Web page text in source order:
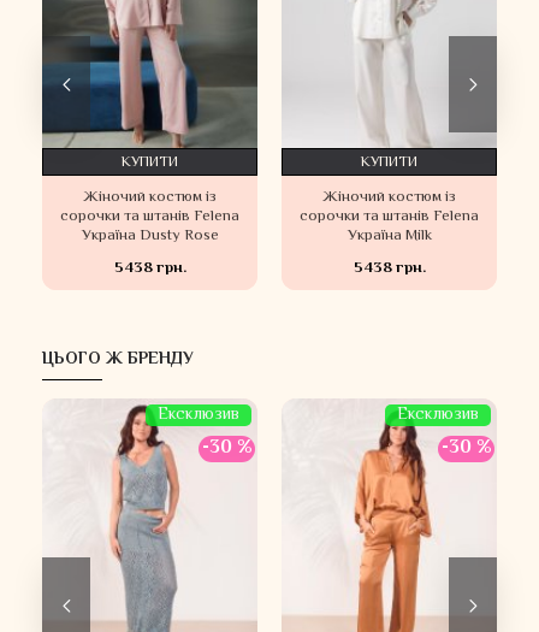
Жіночий костюм із
сорочки та штанів Felena
Україна Dusty Rose
5438 грн.
КУПИТИ
Жіночий костюм із
сорочки та штанів Felena
Україна Milk
5438 грн.
КУПИТИ
ЦЬОГО Ж БРЕНДУ
Ексклюзив
-30 %
Ексклюзив
-30 %